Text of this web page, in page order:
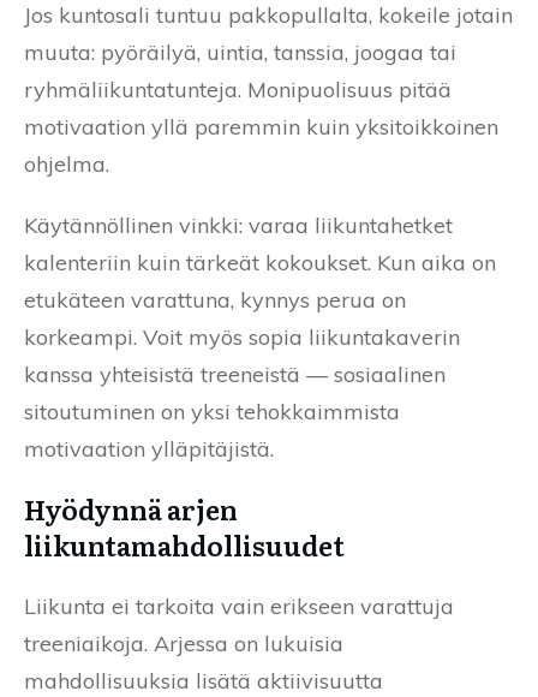
Jos kuntosali tuntuu pakkopullalta, kokeile jotain
muuta: pyöräilyä, uintia, tanssia, joogaa tai
ryhmäliikuntatunteja. Monipuolisuus pitää
motivaation yllä paremmin kuin yksitoikkoinen
ohjelma.
Käytännöllinen vinkki: varaa liikuntahetket
kalenteriin kuin tärkeät kokoukset. Kun aika on
etukäteen varattuna, kynnys perua on
korkeampi. Voit myös sopia liikuntakaverin
kanssa yhteisistä treeneistä — sosiaalinen
sitoutuminen on yksi tehokkaimmista
motivaation ylläpitäjistä.
Hyödynnä arjen
liikuntamahdollisuudet
Liikunta ei tarkoita vain erikseen varattuja
treeniaikoja. Arjessa on lukuisia
mahdollisuuksia lisätä aktiivisuutta